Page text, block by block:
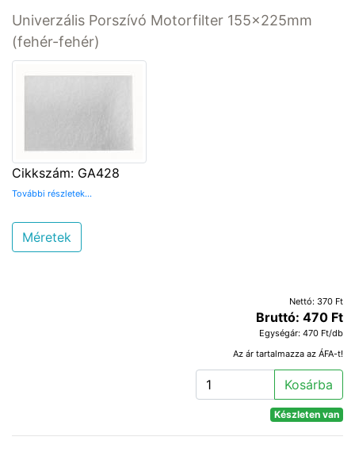
Univerzális Porszívó Motorfilter 155x225mm
(fehér-fehér)
Cikkszám: GA428
További részletek...
Méretek
Nettó: 370 Ft
Bruttó: 470 Ft
Egységár: 470 Ft/db
Az ár tartalmazza az ÁFA-t!
Kosárba
Készleten van